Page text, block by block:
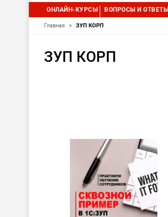
ОНЛАЙН-КУРСЫ ВОПРОСЫ И ОТВЕТЫ
Главная » ЗУП КОРП
ЗУП КОРП